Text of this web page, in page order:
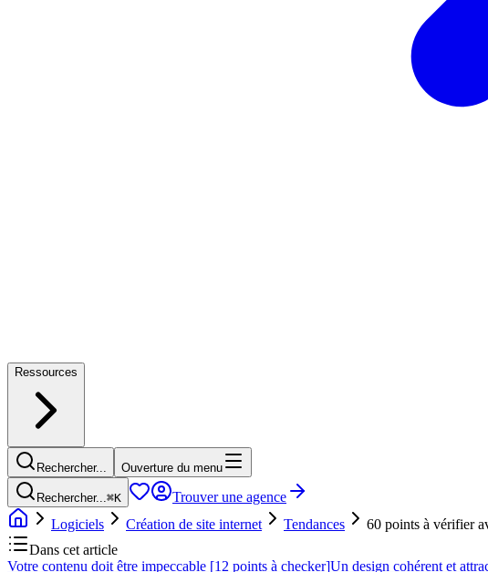
Ressources
Rechercher... Ouverture du menu
Rechercher...⌘K
Trouver une agence
Logiciels
Création de site internet Tendances
60 points à vérifier
Dans cet article
Votre contenu doit être impeccable [12 points à checker]Un design cohérent et